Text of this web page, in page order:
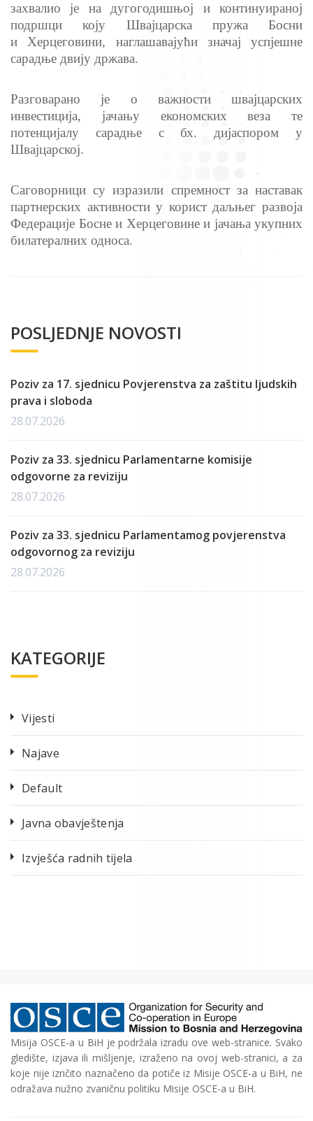
захвалио је на дугогодишњој и континуираној
подршци коју Швајцарска пружа Босни
и Херцеговини, наглашавајући значај успјешне
сарадње двију држава.
Разговарано је о важности швајцарских
инвестиција, јачању економских веза те
потенцијалу сарадње с бх. дијаспором у
Швајцарској.
Саговорници су изразили спремност за наставак
партнерских активности у корист даљњег развоја
Федерације Босне и Херцеговине и јачања укупних
билатералних односа.
POSLJEDNJE NOVOSTI
Poziv za 17. sjednicu Povjerenstva za zaštitu ljudskih
prava i sloboda
28.07.2026
Poziv za 33. sjednicu Parlamentarne komisije
odgovorne za reviziju
28.07.2026
Poziv za 33. sjednicu Parlamentamog povjerenstva
odgovornog za reviziju
28.07.2026
KATEGORIJE
Vijesti
Najave
Default
Javna obavještenja
Izvješća radnih tijela
Misija OSCE-a u BiH je podržala izradu ove web-stranice. Svako
gledište, izjava ili mišljenje, izraženo na ovoj web-stranici, a za
koje nije izričito naznačeno da potiče iz Misije OSCE-a u BiH, ne
odražava nužno zvaničnu politiku Misije OSCE-a u BiH.